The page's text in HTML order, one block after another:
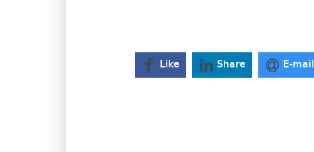
Like Share E-mail